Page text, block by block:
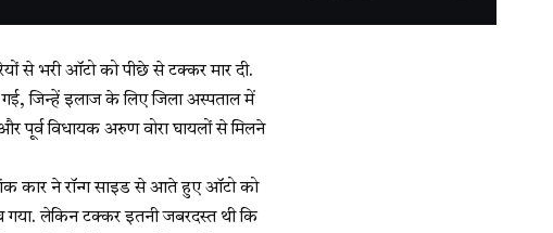
से भरी ऑटो को पीछे से टक्कर मार दी.
जिन्हें इलाज के लिए जिला अस्पताल में
पूर्व विधायक अरुण वोरा घायलों से मिलने
कार ने रॉन्ग साइड से आते हुए ऑटो को
लेकिन टक्कर इतनी जबरदस्त थी कि